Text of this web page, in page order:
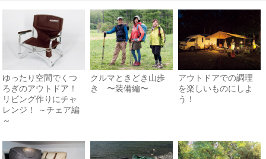
ゆったり空間でくつ
ろぎのアウトドア！
リビング作りにチャ
レンジ！ ～チェア編
～
クルマときどき山歩
き 〜装備編〜
アウトドアでの調理
を楽しいものにしよ
う！